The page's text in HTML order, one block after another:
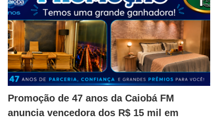
Promoção de 47 anos da Caiobá FM
anuncia vencedora dos R$ 15 mil em